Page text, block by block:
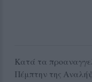
Κατά τα
Πέμπτην της